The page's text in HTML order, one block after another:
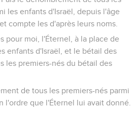
les enfants d'Israël, depuis l'âge
compte les d'après leurs noms.
pour moi, l'Éternel, à la place de
enfants d'Israël, et le bétail des
les premiers-nés du bétail des
de tous les premiers-nés parmi
l'ordre que l'Éternel lui avait donné.